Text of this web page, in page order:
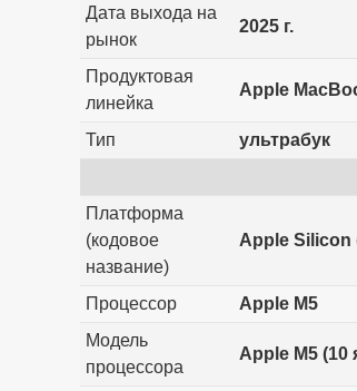
Дата выхода на
рынок
2025 г.
Продуктовая
линейка
Apple
Тип
ультрабук
Платформа
(кодовое
название)
Apple Silicon
Процессор
Apple M5
Модель
процессора
Apple M5 (10